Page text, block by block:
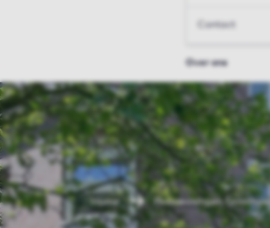
Contact
Over ons
Home Huurwoningen Groningen